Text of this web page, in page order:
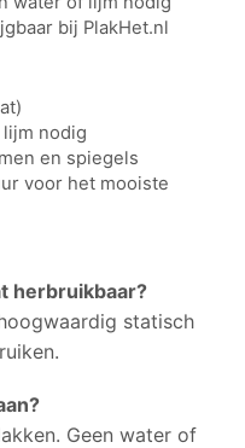
bij PlakHet.nl
lijm nodig
en spiegels
voor het mooiste
herbruikbaar?
statisch
Geen water of